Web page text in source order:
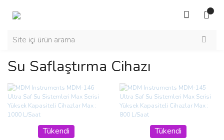
Su Saflaştırma Cihazı
Tükendi Tükendi